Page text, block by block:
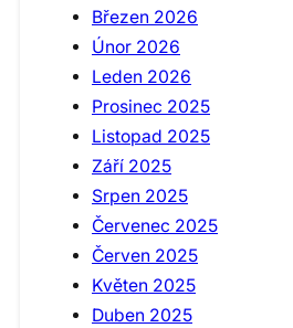
Březen 2026
Únor 2026
Leden 2026
Prosinec 2025
Listopad 2025
Září 2025
Srpen 2025
Červenec 2025
Červen 2025
Květen 2025
Duben 2025